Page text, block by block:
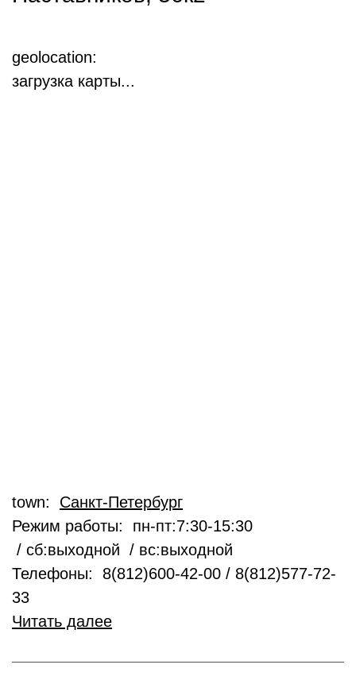
geolocation:
загрузка карты...
town: Санкт-Петербург
Режим работы: пн-пт:7:30-15:30
/ сб:выходной / вс:выходной
Телефоны: 8(812)600-42-00 / 8(812)577-72-
33
Читать далее